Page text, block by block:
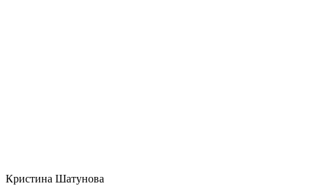
Кристина Шатунова